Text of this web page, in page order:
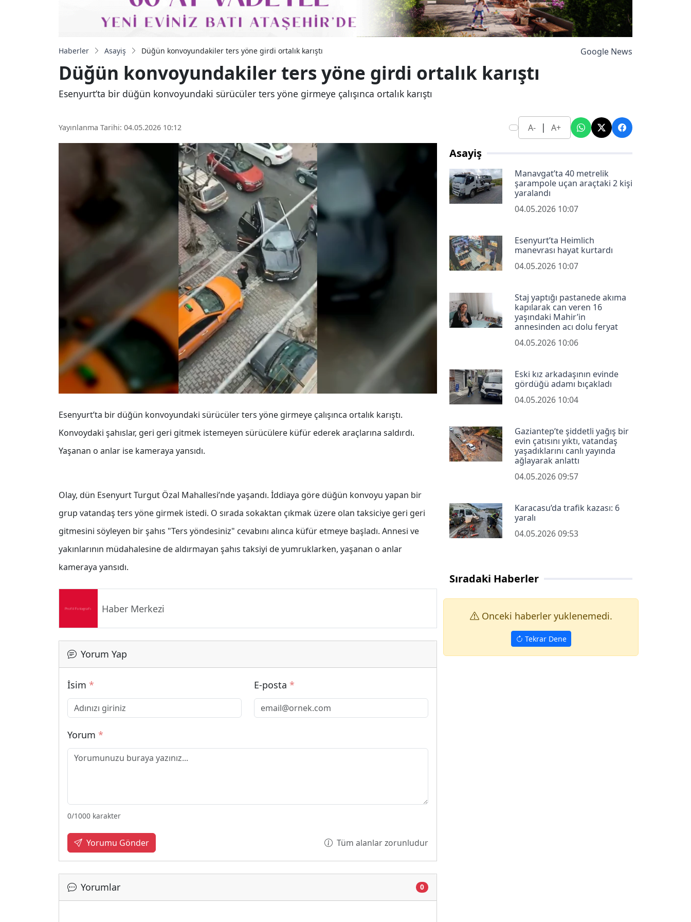
Haberler Asayiş Düğün konvoyundakiler ters yöne girdi ortalık karıştı Google News
Düğün konvoyundakiler ters yöne girdi ortalık karıştı
Esenyurt’ta bir düğün konvoyundaki sürücüler ters yöne girmeye çalışınca ortalık karıştı
Yayınlanma Tarihi: 04.05.2026 10:12 A- | A+
Esenyurt’ta bir düğün konvoyundaki sürücüler ters yöne girmeye çalışınca ortalık karıştı.
Konvoydaki şahıslar, geri geri gitmek istemeyen sürücülere küfür ederek araçlarına saldırdı.
Yaşanan o anlar ise kameraya yansıdı.
Olay, dün Esenyurt Turgut Özal Mahallesi’nde yaşandı. İddiaya göre düğün konvoyu yapan bir
grup vatandaş ters yöne girmek istedi. O sırada sokaktan çıkmak üzere olan taksiciye geri geri
gitmesini söyleyen bir şahıs "Ters yöndesiniz" cevabını alınca küfür etmeye başladı. Annesi ve
yakınlarının müdahalesine de aldırmayan şahıs taksiyi de yumruklarken, yaşanan o anlar
kameraya yansıdı.
Haber Merkezi
Yorum Yap
İsim * E-posta *
Yorum *
0/1000 karakter
Yorumu Gönder Tüm alanlar zorunludur
Yorumlar 0
Yükleniyor...
Asayiş
Manavgat’ta 40 metrelik
şarampole uçan araçtaki 2 kişi
yaralandı
04.05.2026 10:07
Esenyurt’ta Heimlich
manevrası hayat kurtardı
04.05.2026 10:07
Staj yaptığı pastanede akıma
kapılarak can veren 16
yaşındaki Mahir’in
annesinden acı dolu feryat
04.05.2026 10:06
Eski kız arkadaşının evinde
gördüğü adamı bıçakladı
04.05.2026 10:04
Gaziantep’te şiddetli yağış bir
evin çatısını yıktı, vatandaş
yaşadıklarını canlı yayında
ağlayarak anlattı
04.05.2026 09:57
Karacasu’da trafik kazası: 6
yaralı
04.05.2026 09:53
Sıradaki Haberler
Onceki haberler yuklenemedi.
Tekrar Dene